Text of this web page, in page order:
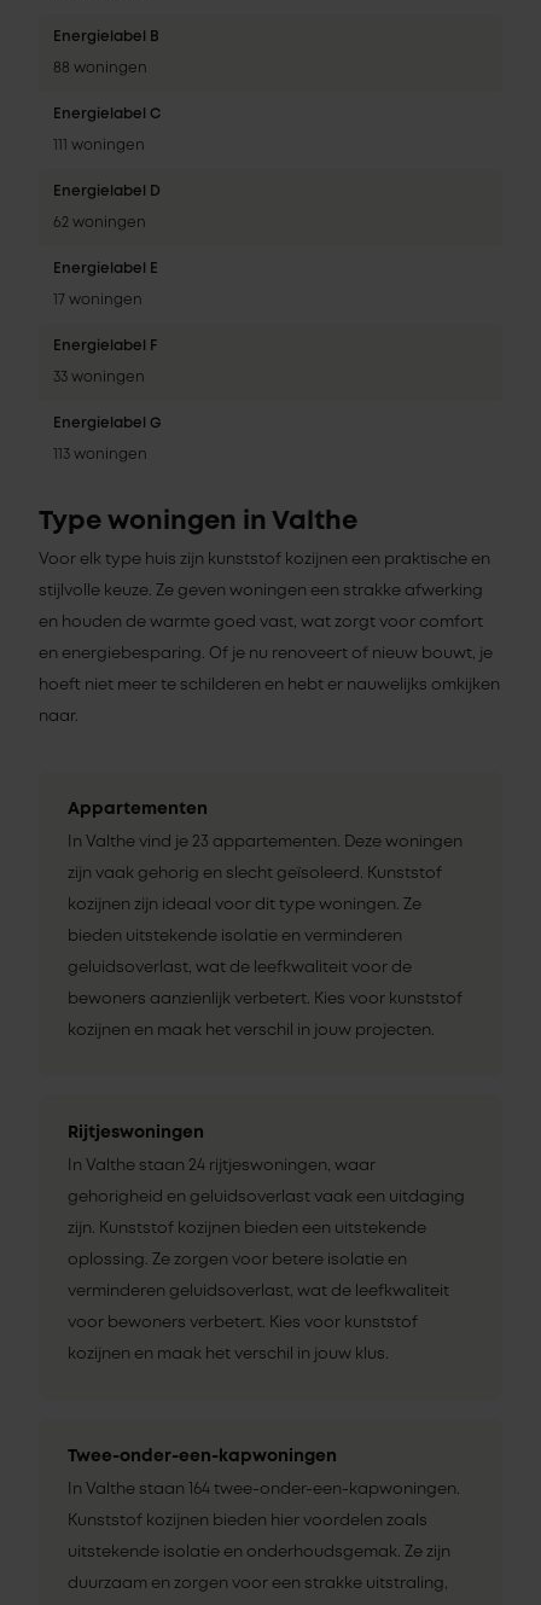
Energielabel B
88 woningen
Energielabel C
111 woningen
Energielabel D
62 woningen
Energielabel E
17 woningen
Energielabel F
33 woningen
Energielabel G
113 woningen
Type woningen in Valthe
Voor elk type huis zijn kunststof kozijnen een praktische en
stijlvolle keuze. Ze geven woningen een strakke afwerking
en houden de warmte goed vast, wat zorgt voor comfort
en energiebesparing. Of je nu renoveert of nieuw bouwt, je
hoeft niet meer te schilderen en hebt er nauwelijks omkijken
naar.
Appartementen
In Valthe vind je 23 appartementen. Deze woningen
zijn vaak gehorig en slecht geïsoleerd. Kunststof
kozijnen zijn ideaal voor dit type woningen. Ze
bieden uitstekende isolatie en verminderen
geluidsoverlast, wat de leefkwaliteit voor de
bewoners aanzienlijk verbetert. Kies voor kunststof
kozijnen en maak het verschil in jouw projecten.
Rijtjeswoningen
In Valthe staan 24 rijtjeswoningen, waar
gehorigheid en geluidsoverlast vaak een uitdaging
zijn. Kunststof kozijnen bieden een uitstekende
oplossing. Ze zorgen voor betere isolatie en
verminderen geluidsoverlast, wat de leefkwaliteit
voor bewoners verbetert. Kies voor kunststof
kozijnen en maak het verschil in jouw klus.
Twee-onder-een-kapwoningen
In Valthe staan 164 twee-onder-een-kapwoningen.
Kunststof kozijnen bieden hier voordelen zoals
uitstekende isolatie en onderhoudsgemak. Ze zijn
duurzaam en zorgen voor een strakke uitstraling,